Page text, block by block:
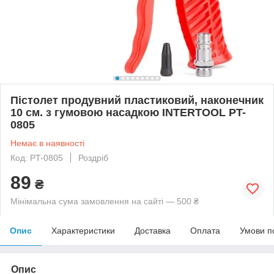
Пістолет продувний пластиковий, наконечник
10 см. з гумовою насадкою INTERTOOL PT-
0805
Немає в наявності
Код: PT-0805
Роздріб
89 ₴
Мінімальна сума замовлення на сайті — 500 ₴
Опис Характеристики Доставка Оплата Умови
Опис